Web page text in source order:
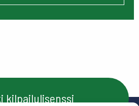
kilpailulisenssi